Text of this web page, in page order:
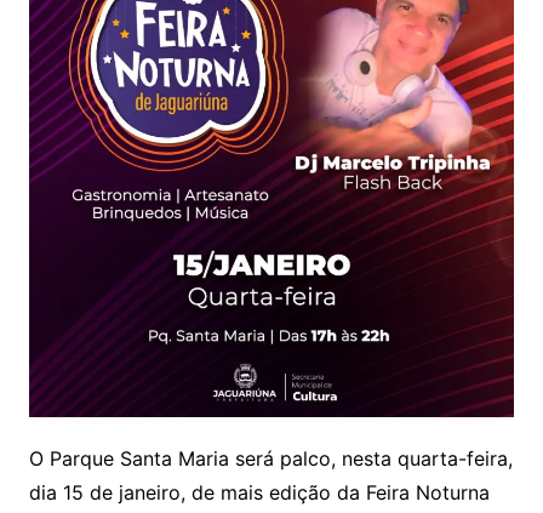
O Parque Santa Maria será palco, nesta quarta-feira,
dia 15 de janeiro, de mais edição da Feira Noturna